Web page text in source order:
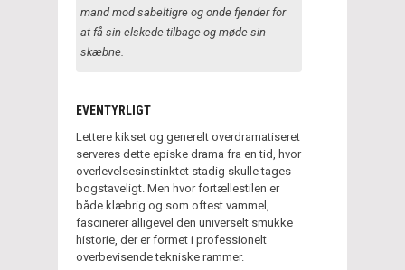
mand mod sabeltigre og onde fjender for
at få sin elskede tilbage og møde sin
skæbne.
EVENTYRLIGT
Lettere kikset og generelt overdramatiseret
serveres dette episke drama fra en tid, hvor
overlevelsesinstinktet stadig skulle tages
bogstaveligt. Men hvor fortællestilen er
både klæbrig og som oftest vammel,
fascinerer alligevel den universelt smukke
historie, der er formet i professionelt
overbevisende tekniske rammer.